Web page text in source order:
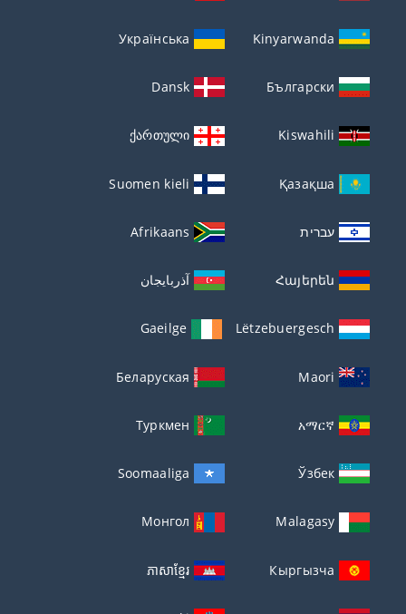
Kinyarwanda
Українська
Български
Dansk
Kiswahili
ქართული
Қазақша
Suomen kieli
עברית Afrikaans
Հայերեն آذربايجان
Lëtzebuergesch
Gaeilge
Maori
Беларуская
አማርኛ
Туркмен
Ўзбек
Soomaaliga
Malagasy
Монгол
Кыргызча
ភាសាខ្មែរ